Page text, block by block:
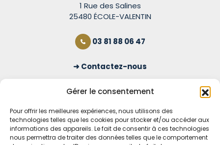
Gérer le consentement
Pour offrir les meilleures expériences, nous utilisons des
technologies telles que les cookies pour stocker et/ou accéder aux
informations des appareils. Le fait de consentir à ces technologies
nous permettra de traiter des données telles que le comportement
1 Rue des Salines
25480 ÉCOLE-VALENTIN
03 81 88 06 47
Contactez-nous
OUVERT TOUS LES JOURS
Voir nos horaires